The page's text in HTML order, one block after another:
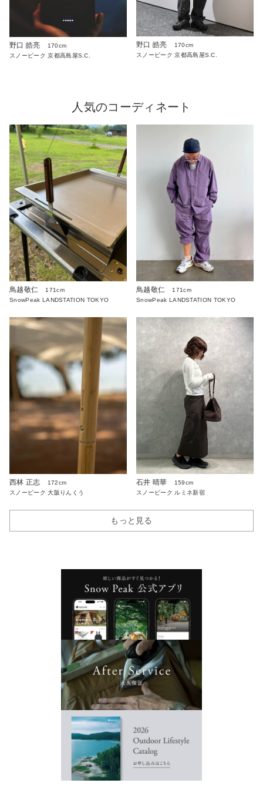
野口 皓亮
170cm
スノーピーク 京都高島屋S.C.
野口 皓亮
170cm
スノーピーク 京都高島屋S.C.
人気のコーディネート
鳥越敬仁
171cm
SnowPeak LANDSTATION TOKYO
鳥越敬仁
171cm
SnowPeak LANDSTATION TOKYO
西林 正志
172cm
スノーピーク 大阪りんくう
石井 晴華
159cm
スノーピーク ルミネ新宿
もっと見る